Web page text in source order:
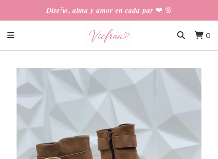
𝑫𝒊𝒔𝒆ñ𝒐, 𝒂𝒍𝒎𝒂 𝒚 𝒂𝒎𝒐𝒓 𝒆𝒏 𝒄𝒂𝒅𝒂 𝒑𝒂𝒓 ❤︎ 🌸
0